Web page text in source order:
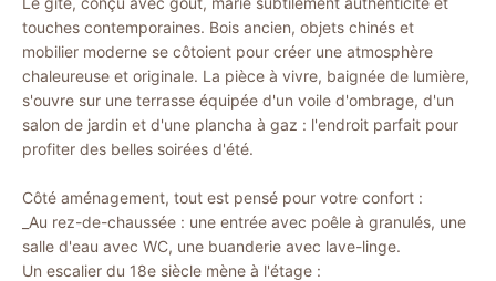
touches contemporaines. Bois ancien, objets chinés et
mobilier moderne se côtoient pour créer une atmosphère
chaleureuse et originale. La pièce à vivre, baignée de lumière,
s'ouvre sur une terrasse équipée d'un voile d'ombrage, d'un
salon de jardin et d'une plancha à gaz : l'endroit parfait pour
profiter des belles soirées d'été.
Côté aménagement, tout est pensé pour votre confort :
_Au rez-de-chaussée : une entrée avec poêle à granulés, une
salle d'eau avec WC, une buanderie avec lave-linge.
Un escalier du 18e siècle mène à l'étage :